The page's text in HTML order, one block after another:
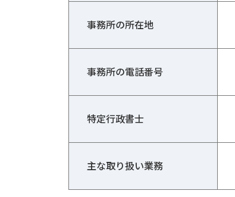
事務所の所在地
事務所の電話番号
特定行政書士
主な取り扱い業務